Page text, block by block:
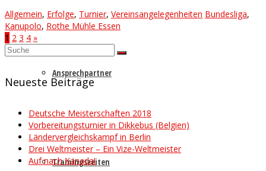
Ansprechpartner
Trainingszeiten
Allgemein, Erfolge, Turnier, Vereinsangelegenheiten Bundesliga,
Kanupolo, Rothe Mühle Essen
1 2 3 4 »
Suche
Neueste Beiträge
Deutsche Meisterschaften 2018
Vorbereitungsturnier in Dikkebus (Belgien)
Ländervergleichskampf in Berlin
Drei Weltmeister – Ein Vize-Weltmeister
Auf nach Kanada!